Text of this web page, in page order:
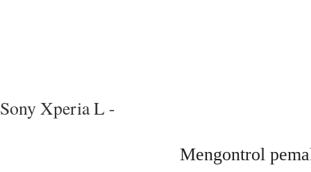
Sony Xperia L -
Mengontrol